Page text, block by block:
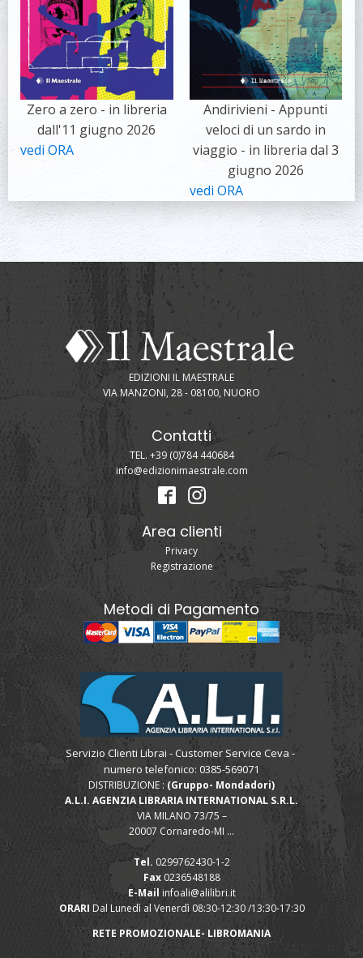
Zero a zero - in libreria
dall'11 giugno 2026
vedi ORA
Andirivieni - Appunti
veloci di un sardo in
viaggio - in libreria dal 3
giugno 2026
vedi ORA
EDIZIONI IL MAESTRALE
VIA MANZONI, 28 - 08100, NUORO
Contatti
TEL. +39 (0)784 440684
info@edizionimaestrale.com
Area clienti
Privacy
Registrazione
Metodi di Pagamento
Servizio Clienti Librai - Customer Service Ceva -
numero telefonico: 0385-569071
DISTRIBUZIONE : (Gruppo- Mondadori)
A.L.I. AGENZIA LIBRARIA INTERNATIONAL S.R.L.
VIA MILANO 73/75 –
20007 Cornaredo-MI ...
Tel. 0299762430-1-2
Fax0236548188
E-Mail infoali@alilibri.it
ORARI Dal Lunedì al Venerdì 08:30-12:30 /13:30-17:30
RETE PROMOZIONALE- LIBROMANIA